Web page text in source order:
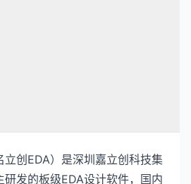
立创EDA）是深圳嘉立创科技集
研发的板级EDA设计软件，国内